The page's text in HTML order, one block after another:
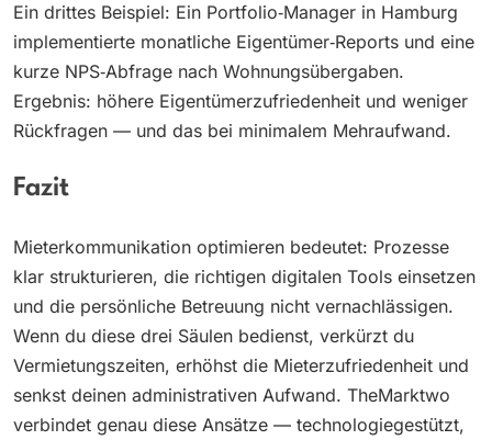
Ein drittes Beispiel: Ein Portfolio‑Manager in Hamburg
implementierte monatliche Eigentümer‑Reports und eine
kurze NPS‑Abfrage nach Wohnungsübergaben.
Ergebnis: höhere Eigentümerzufriedenheit und weniger
Rückfragen — und das bei minimalem Mehraufwand.
Fazit
Mieterkommunikation optimieren bedeutet: Prozesse
klar strukturieren, die richtigen digitalen Tools einsetzen
und die persönliche Betreuung nicht vernachlässigen.
Wenn du diese drei Säulen bedienst, verkürzt du
Vermietungszeiten, erhöhst die Mieterzufriedenheit und
senkst deinen administrativen Aufwand. TheMarktwo
verbindet genau diese Ansätze — technologiegestützt,